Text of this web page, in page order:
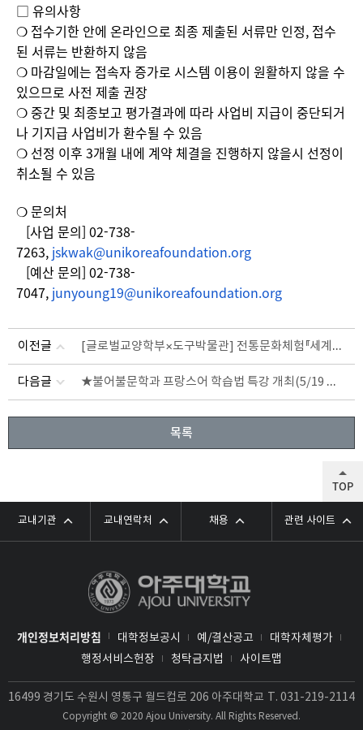
□ 유의사항
❍ 접수기한 안에 온라인으로 최종 제출된 서류만 인정, 접수
된 서류는 반환하지 않음
❍ 마감일에는 접속자 증가로 시스템 이용이 원활하지 않을 수
있으므로 사전 제출 권장
❍ 중간 및 최종보고 평가결과에 따라 사업비 지급이 중단되거
나 기지급 사업비가 환수될 수 있음
❍ 선정 이후 3개월 내에 계약 체결을 진행하지 않을시 선정이
취소될 수 있음
❍ 문의처
[사업 문의] 02-738-
7263, jskwak@unikoreafoundation.org
[예산 문의] 02-738-
7047, junyoung19@unikoreafoundation.org
이전글 [글로벌교양학부×도구박물관] 전통문화체험『세계로 부는 바람』참여자 모집 (~5/26)
다음글 ★불어불문학과 프랑스어 학습법 특강 개최(5/19 화 15시)
목록
교내기관 교내연락처 채용 관련 사이트
개인정보처리방침 대학정보공시 예/결산공고
대학자체평가
행정서비스헌장
청탁금지법 사이트맵
16499 경기도 수원시 영통구 월드컵로 206 아주대학교 T. 031-219-2114
Copyright © 2020 Ajou University. All Rights Reserved.
TOP